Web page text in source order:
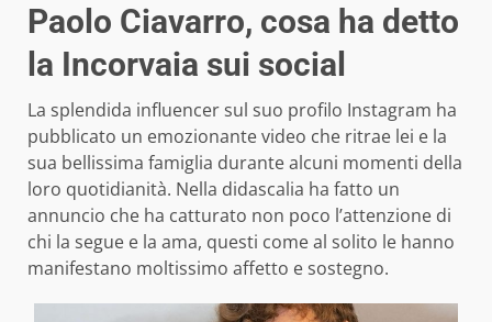
Paolo Ciavarro, cosa ha detto
la Incorvaia sui social
La splendida influencer sul suo profilo Instagram ha
pubblicato un emozionante video che ritrae lei e la
sua bellissima famiglia durante alcuni momenti della
loro quotidianità. Nella didascalia ha fatto un
annuncio che ha catturato non poco l’attenzione di
chi la segue e la ama, questi come al solito le hanno
manifestano moltissimo affetto e sostegno.